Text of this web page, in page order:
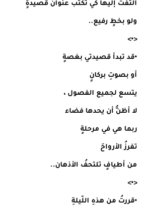
التفت إليها كي تكتب عنوانَ قصيدةٍ
ولو بخطٍ رفيع..
<•>
•قد تبدأ قصيدتي بغصةٍ
أو بصوتِ بركانٍ
يتسع لجميع الفصول ،
لا أظنُّ أن يحدها فضاء
ربما هي في مرحلةٍ
تفرزُ الأرواحَ
من أطيافٍ تلتحفُ الأذهان..
<•>
•قررتُ من هذهِ اللّيلةِ